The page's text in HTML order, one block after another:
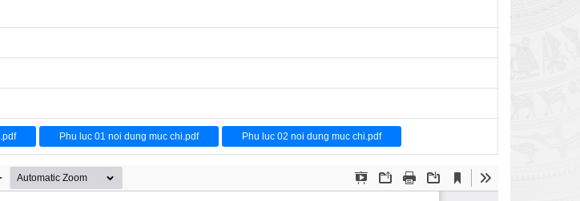
Phu luc 01 noi dung muc chi.pdf Phu luc 02 noi dung muc chi.pdf